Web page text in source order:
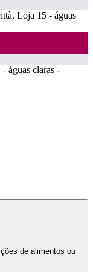
Loja 15 - águas
águas claras -
de alimentos ou